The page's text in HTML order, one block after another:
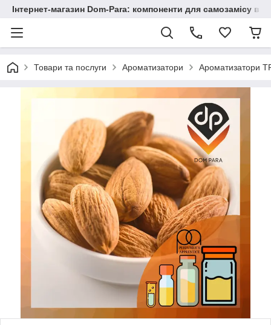
Інтернет-магазин Dom-Para: компоненти для самозамісу
Товари та послуги Ароматизатори Ароматизатори